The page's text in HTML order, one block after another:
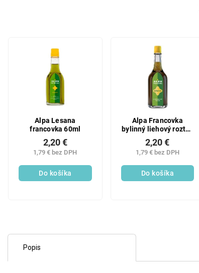
Alpa Lesana
francovka 60ml
1,79 € bez DPH
2,20 €
Do košíka
Alpa Francovka
bylinný liehový roztok
Lesana 160 ml
1,79 € bez DPH
2,20 €
Do košíka
Popis